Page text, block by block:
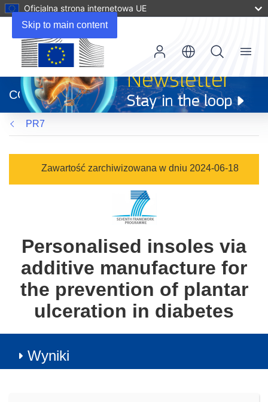
Skip to main content
Oficjalna strona internetowa UE
otworzy
się
w
nowym
oknie)
CORDIS
Menu
PR7
Zawartość zarchiwizowana w dniu 2024-06-18
Personalised insoles via
additive manufacture for
the prevention of plantar
ulceration in diabetes
Wyniki